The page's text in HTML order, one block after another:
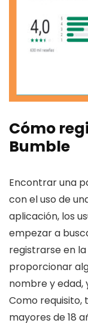
Cómo
Bumble
Encontrar una
con el uso de
aplicación, los
empezar a
registrarse en
proporcionar
nombre y edad,
Como requisito,
mayores de 18